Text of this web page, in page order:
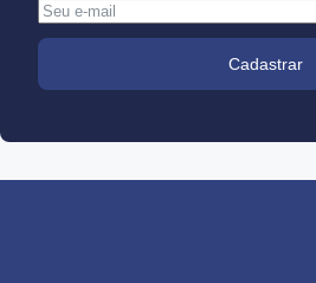
Cadastrar